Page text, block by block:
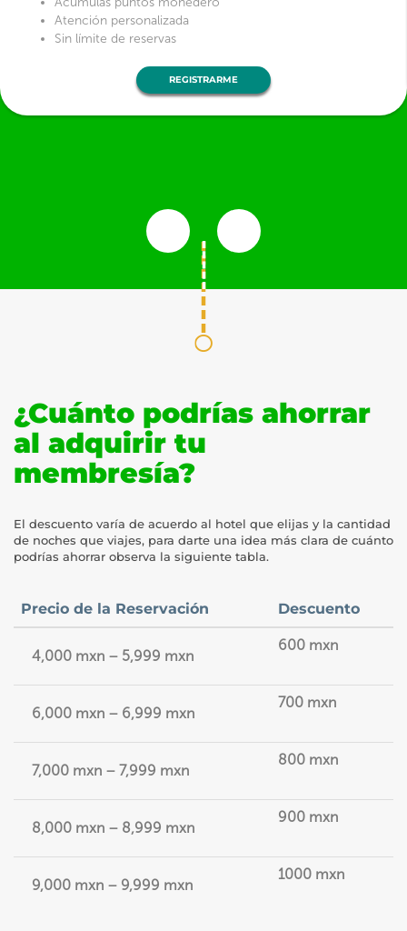
Atención personalizada
Sin límite de reservas
REGISTRARME
¿Cuánto podrías ahorrar
al adquirir tu
membresía?
El descuento varía de acuerdo al hotel que elijas y la cantidad
de noches que viajes, para darte una idea más clara de cuánto
podrías ahorrar observa la siguiente tabla.
Precio de la Reservación Descuento
4,000 mxn – 5,999 mxn
600 mxn
6,000 mxn – 6,999 mxn
700 mxn
7,000 mxn – 7,999 mxn
800 mxn
8,000 mxn – 8,999 mxn
900 mxn
9,000 mxn – 9,999 mxn
1000 mxn